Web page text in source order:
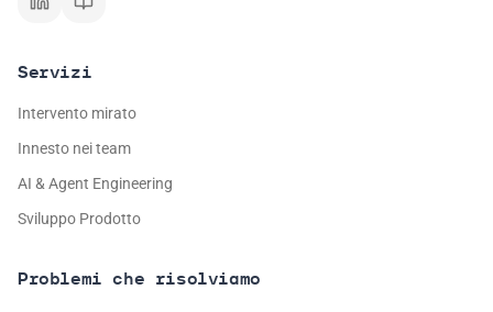
Servizi
Intervento mirato
Innesto nei team
AI & Agent Engineering
Sviluppo Prodotto
Problemi che risolviamo